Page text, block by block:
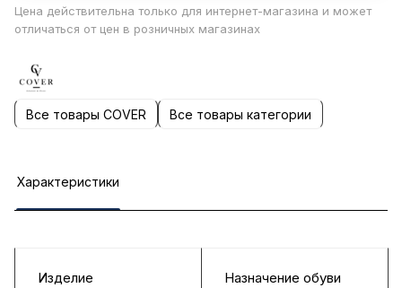
Цена действительна только для интернет-магазина и может
отличаться от цен в розничных магазинах
Все товары COVER Все товары категории
Характеристики
Изделие
Назначение обуви